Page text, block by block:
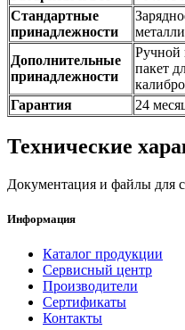
Стандартные
принадлежности
Дополнительные
принадлежности
Ручной
пакет
Гарантия
24
Технические
Документация и файлы для
Информация
Каталог продукции
Сервисный центр
Производители
Сертификаты
Контакты